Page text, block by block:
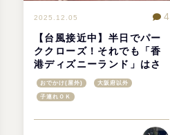
2025.12.05
【台風接近中】半日でパー
ククローズ！それでも「香
港ディズニーランド」はさ
すが夢の国だった【後編】
4
おでかけ(屋外) 大阪府以外
子連れＯＫ